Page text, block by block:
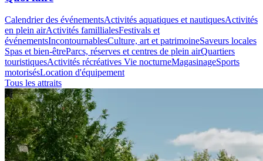
Calendrier des événementsActivités aquatiques et nautiquesActivités
en plein airActivités famillialesFestivals et
événementsIncontournablesCulture, art et patrimoineSaveurs locales
Spas et bien-êtreParcs, réserves et centres de plein airQuartiers
touristiquesActivités récréatives Vie nocturneMagasinageSports
motorisésLocation d'équipement
Tous les attraits